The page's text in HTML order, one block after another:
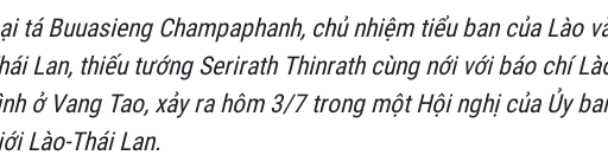
tá Buuasieng Champaphanh, chủ nhiệm tiểu ban của Lào
Lan, thiếu tướng Serirath Thinrath cùng nới với báo chí
ở Vang Tao, xảy ra hôm 3/7 trong một Hội nghị của Ủy
Lào-Thái Lan.